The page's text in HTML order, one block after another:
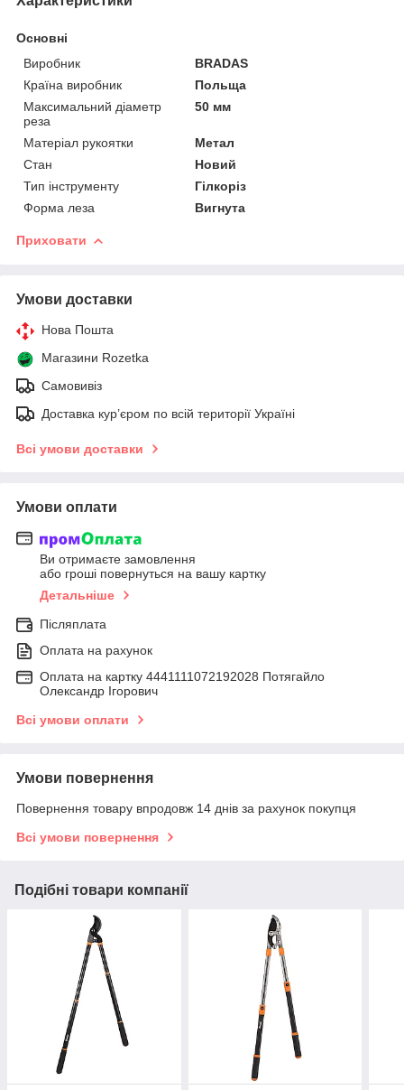
Основні
Виробник
BRADAS
Країна виробник
Польща
Максимальний діаметр
реза
50 мм
Матеріал рукоятки
Метал
Стан
Новий
Тип інструменту
Гілкоріз
Форма леза
Вигнута
Приховати
Умови доставки
Нова Пошта
Магазини Rozetka
Самовивіз
Доставка кур’єром по всій території Україні
Всі умови доставки
Умови оплати
Ви отримаєте замовлення
або гроші повернуться на вашу картку
Детальніше
Післяплата
Оплата на рахунок
Оплата на картку 4441111072192028 Потягайло
Олександр Ігорович
Всі умови оплати
Умови повернення
Повернення товару впродовж 14 днів за рахунок покупця
Всі умови повернення
Подібні товари компанії